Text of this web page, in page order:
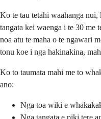
Ko te tau tetahi waahanga
tangata kei waenga i te 30 me
noa atu te maha o te ngawari
tonu koe i nga hakinakina,
Ko to taumata mahi me to
ano:
Nga toa wiki e